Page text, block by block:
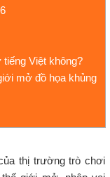
Việt không?
mở đồ họa khủng
thị trường trò chơi